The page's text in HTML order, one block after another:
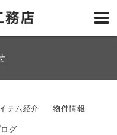
テム紹介 物件情報
グ